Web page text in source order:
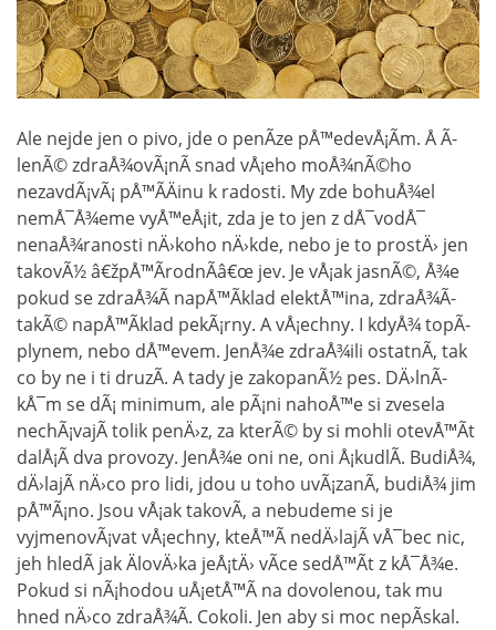
Ale nejde jen o pivo, jde o penÃ­ze pÅ™edevÅ¡Ã­m. Å Ã­
lenÃ© zdraÅ¾ovÃ¡nÃ­ snad vÅ¡eho moÅ¾nÃ©ho
nezavdÃ¡vÃ¡ pÅ™Ã­Äinu k radosti. My zde bohuÅ¾el
nemÅ¯Å¾eme vyÅ™eÅ¡it, zda je to jen z dÅ¯vodÅ¯
nenaÅ¾ranosti nÄ›koho nÄ›kde, nebo je to prostÄ› jen
takovÃ½ â€žpÅ™Ã­rodnÃ­â€œ jev. Je vÅ¡ak jasnÃ©, Å¾e
pokud se zdraÅ¾Ã­ napÅ™Ã­klad elektÅ™ina, zdraÅ¾Ã­
takÃ© napÅ™Ã­klad pekÃ¡rny. A vÅ¡echny. I kdyÅ¾ topÃ­
plynem, nebo dÅ™evem. JenÅ¾e zdraÅ¾ili ostatnÃ­, tak
co by ne i ti druzÃ­. A tady je zakopanÃ½ pes. DÄ›lnÃ­
kÅ¯m se dÃ¡ minimum, ale pÃ¡ni nahoÅ™e si zvesela
nechÃ¡vajÃ­ tolik penÄ›z, za kterÃ© by si mohli otevÅ™Ã­t
dalÅ¡Ã­ dva provozy. JenÅ¾e oni ne, oni Å¡kudlÃ­. BudiÅ¾,
dÄ›lajÃ­ nÄ›co pro lidi, jdou u toho uvÃ¡zanÃ­, budiÅ¾ jim
pÅ™Ã¡no. Jsou vÅ¡ak takovÃ­, a nebudeme si je
vyjmenovÃ¡vat vÅ¡echny, kteÅ™Ã­ nedÄ›lajÃ­ vÅ¯bec nic,
jeh hledÃ­ jak ÄlovÄ›ka jeÅ¡tÄ› vÃ­ce sedÅ™Ã­t z kÅ¯Å¾e.
Pokud si nÃ¡hodou uÅ¡etÅ™Ã­ na dovolenou, tak mu
hned nÄ›co zdraÅ¾Ã­. Cokoli. Jen aby si moc nepÃ­skal.